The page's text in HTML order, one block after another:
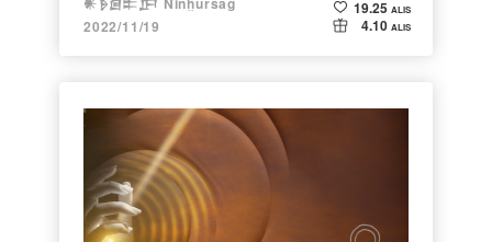
2022/11/19
19.25 ALIS
4.10 ALIS